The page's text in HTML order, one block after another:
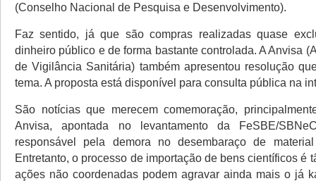
(Conselho Nacional de Pesquisa e Desenvolvimento).
Faz sentido, já que são compras realizadas quase
dinheiro público e de forma bastante controlada. A Anvisa
de Vigilância Sanitária) também apresentou resolução
tema. A proposta está disponível para consulta pública na
São notícias que merecem comemoração,
Anvisa, apontada no levantamento da FeSBE/
responsável pela demora no desembaraço de
Entretanto, o processo de importação de bens científicos é
ações não coordenadas podem agravar ainda mais o já